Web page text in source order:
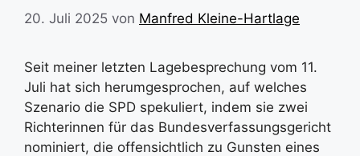
20. Juli 2025 von Manfred Kleine-Hartlage
Seit meiner letzten Lagebesprechung vom 11.
Juli hat sich herumgesprochen, auf welches
Szenario die SPD spekuliert, indem sie zwei
Richterinnen für das Bundesverfassungsgericht
nominiert, die offensichtlich zu Gunsten eines